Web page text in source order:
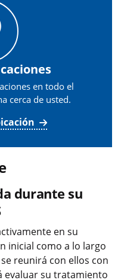
en todo el
cerca de usted.
durante su
en su
inicial como a lo largo
reunirá con ellos con
evaluar su tratamiento